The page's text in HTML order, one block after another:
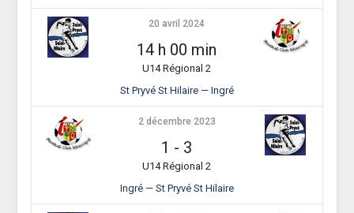
20 avril 2024
14 h 00 min
U14 Régional 2
St Pryvé St Hilaire — Ingré
2 décembre 2023
1 - 3
U14 Régional 2
Ingré — St Pryvé St Hilaire